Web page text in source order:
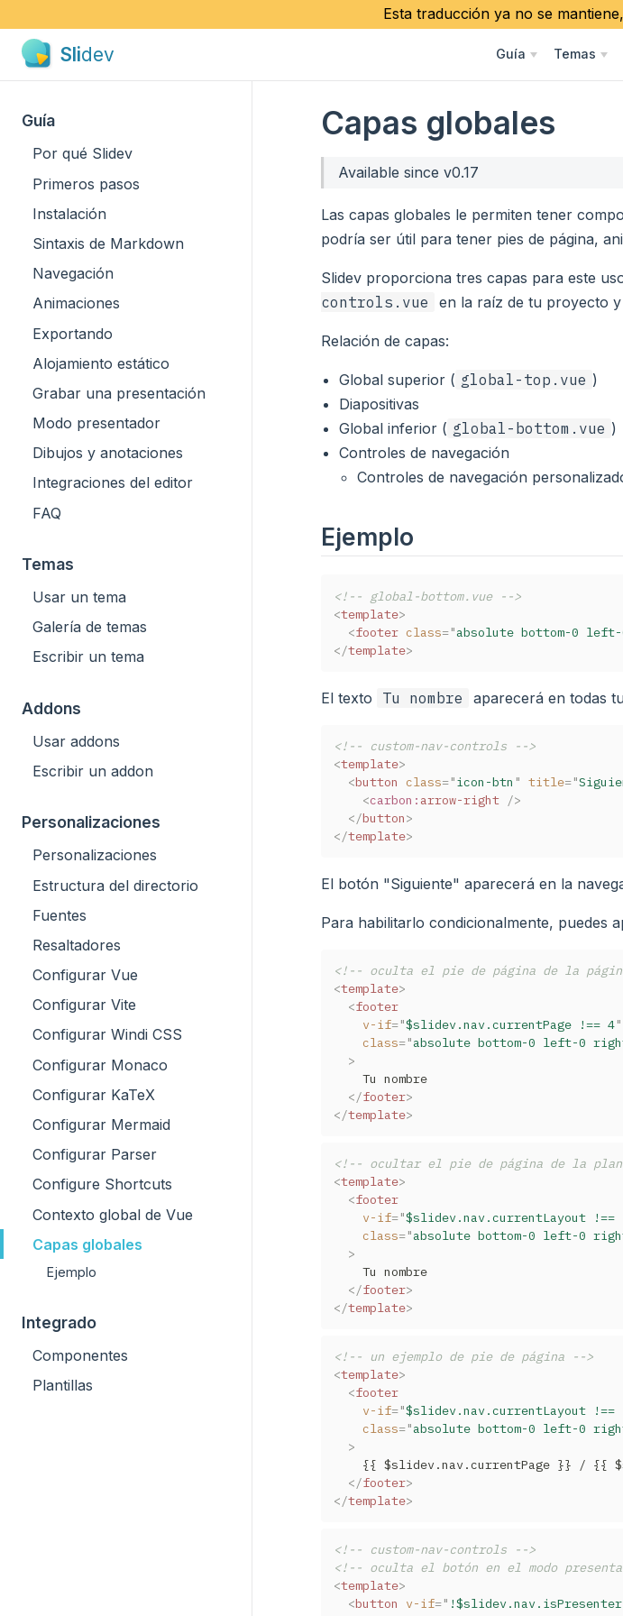
Esta traducción ya no se
Slidev Guía Temas
Guía
Por qué Slidev
Primeros pasos
Instalación
Sintaxis de Markdown
Navegación
Animaciones
Exportando
Alojamiento estático
Grabar una presentación
Modo presentador
Dibujos y anotaciones
Integraciones del editor
FAQ
Temas
Usar un tema
Galería de temas
Escribir un tema
Addons
Usar addons
Escribir un addon
Personalizaciones
Personalizaciones
Estructura del directorio
Fuentes
Resaltadores
Configurar Vue
Configurar Vite
Configurar Windi CSS
Configurar Monaco
Configurar KaTeX
Configurar Mermaid
Configurar Parser
Configure Shortcuts
Contexto global de Vue
Capas globales
Ejemplo
Integrado
Componentes
Plantillas
Capas globales
Available since v0.17
Las capas globales le permiten tener
podría ser útil para tener pies de página,
Slidev proporciona tres capas para este
controls.vue
en la raíz de tu proyecto
Relación de capas:
Global superior ( global-top.vue )
Diapositivas
Global inferior ( global-bottom.vue )
Controles de navegación
Controles de navegación
Ejemplo
<!-- global-bottom.vue -->
<template>
<footer class="absolute bottom-0
</template>
El texto Tu nombre aparecerá en todas
<!-- custom-nav-controls -->
<template>
<button class="icon-btn " title="
<carbon: arrow-right />
</button>
</template>
El botón "Siguiente" aparecerá en la
Para habilitarlo condicionalmente, puedes
<!-- oculta el pie de página de la
<template>
<footer
v-if="$slidev.nav.currentPage !== 4"
class="absolute bottom-0 left-0
>
    Tu nombre
</footer>
</template>
<!-- ocultar el pie de página de la
<template>
<footer
v-if="$slidev.nav.currentLayout !==
class="absolute bottom-0 left-0
>
    Tu nombre
</footer>
</template>
<!-- un ejemplo de pie de página -->
<template>
<footer
v-if="$slidev.nav.currentLayout !==
class="absolute bottom-0 left-0
>
{{ $slidev.nav.currentPage }} / {{
</footer>
</template>
<!-- custom-nav-controls -->
<!-- oculta el botón en el modo
<template>
<button v-if=" !$slidev.nav.isPresenter